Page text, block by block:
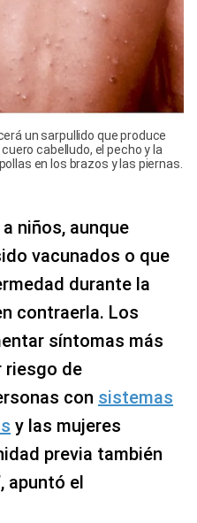
un sarpullido que produce
cabelludo, el pecho y la
en los brazos y las piernas.
niños, aunque
vacunados o que
durante la
contraerla. Los
síntomas más
riesgo de
con sistemas
y las mujeres
previa también
apuntó el